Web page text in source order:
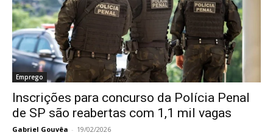
Emprego
Inscrições para concurso da Polícia Penal
de SP são reabertas com 1,1 mil vagas
Gabriel Gouvêa - 19/02/2026